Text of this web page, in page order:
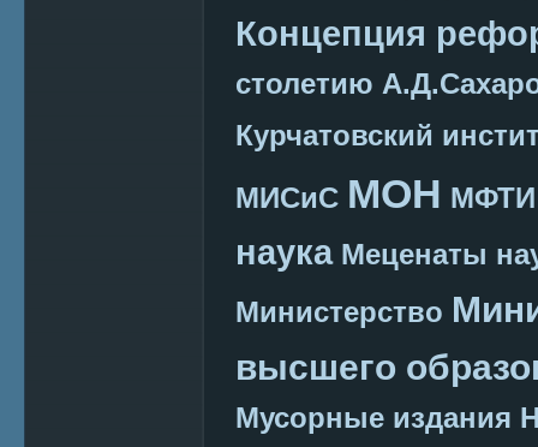
Концепция
столетию
Курчатовский
МИСиС МОН МФТИ
наука Меценаты
Министерство
высшего
Мусорные издания